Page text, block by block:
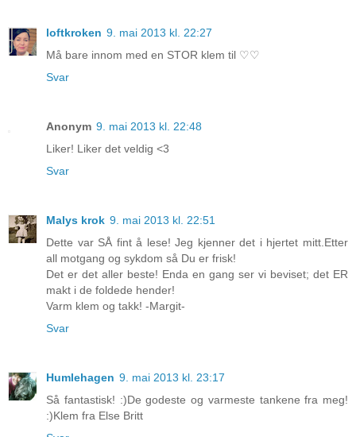
loftkroken 9. mai 2013 kl. 22:27
Må bare innom med en STOR klem til ♡♡
Svar
Anonym 9. mai 2013 kl. 22:48
Liker! Liker det veldig <3
Svar
Malys krok 9. mai 2013 kl. 22:51
Dette var SÅ fint å lese! Jeg kjenner det i hjertet mitt.Etter
all motgang og sykdom så Du er frisk!
Det er det aller beste! Enda en gang ser vi beviset; det ER
makt i de foldede hender!
Varm klem og takk! -Margit-
Svar
Humlehagen 9. mai 2013 kl. 23:17
Så fantastisk! :)De godeste og varmeste tankene fra meg!
:)Klem fra Else Britt